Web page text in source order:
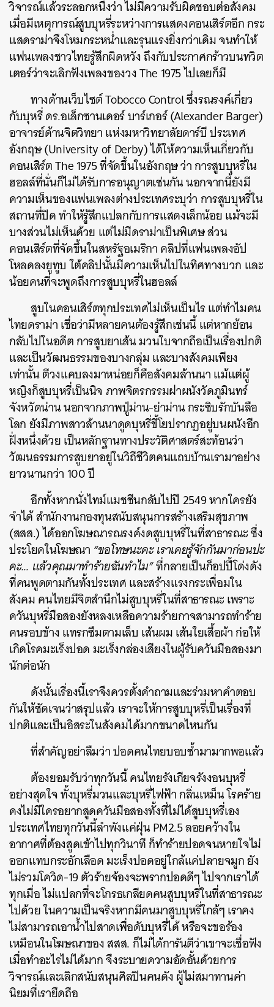
วิจารณ์แล้วระลอกหนึ่งว่า ไม่มีความรับผิดชอบต่อสังคม
เมื่อมีเหตุการณ์สูบบุหรี่ระหว่างการแสดงคอนเสิร์ตอีก กระ
แสดราม่าจึงโหมกระหน่ำและรุนแรงยิ่งกว่าเดิม จนทำให้
แฟนเพลงชาวไทยรู้สึกผิดหวัง ถึงกับประกาศกร้าวบนทวิต
เตอร์ว่าจะเลิกฟังเพลงของวง The 1975 ไปเลยก็มี
ทางด้านเว็บไซต์ Tobocco Control ซึ่งรณรงค์เกี่ยว
กับบุหรี่ ดร.อเล็กซานเดอร์ บาร์เกอร์ (Alexander Barger)
อาจารย์ด้านจิตวิทยา แห่งมหาวิทยาลัยดาร์บี ประเทศ
อังกฤษ (University of Derby) ได้ให้ความเห็นเกี่ยวกับ
คอนเสิร์ต The 1975 ที่จัดขึ้นในอังกฤษ ว่า การสูบบุหรี่ใน
ฮอลล์ที่นั่นก็ไม่ได้รับการอนุญาตเช่นกัน นอกจากนี้ยังมี
ความเห็นของแฟนเพลงต่างประเทศระบุว่า การสูบบุหรี่ใน
สถานที่ปิด ทำให้รู้สึกแปลกกับการแสดงเล็กน้อย แม้จะมี
บางส่วนไม่เห็นด้วย แต่ไม่มีดราม่าเป็นพิเศษ ส่วน
คอนเสิร์ตที่จัดขึ้นในสหรัฐอเมริกา คลิปที่แฟนเพลงอัป
โหลดลงยูทูบ ใต้คลิปนั้นมีความเห็นไปในทิศทางบวก และ
น้อยคนที่จะพูดถึงการสูบบุหรี่ในฮอลล์
สูบในคอนเสิร์ตทุกประเทศไม่เห็นเป็นไร แต่ทำไมคน
ไทยดราม่า เชื่อว่ามีหลายคนต้องรู้สึกเช่นนี้ แต่หากย้อน
กลับไปในอดีต การสูบยาเส้น มวนใบจากถือเป็นเรื่องปกติ
และเป็นวัฒนธรรมของบางกลุ่ม และบางสังคมเพียง
เท่านั้น ตีวงแคบลงมาหน่อยก็คือสังคมล้านนา แม้แต่ผู้
หญิงก็สูบบุหรี่เป็นนิจ ภาพจิตรกรรมฝาผนังวัดภูมินทร์
จังหวัดน่าน นอกจากภาพปู่ม่าน-ย่าม่าน กระซิบรักบันลือ
โลก ยังมีภาพสาวล้านนาดูดบุหรี่ขี้โยปรากฏอยู่บนผนังอีก
ฝั่งหนึ่งด้วย เป็นหลักฐานทางประวัติศาสตร์สะท้อนว่า
วัฒนธรรมการสูบยาอยู่ในวิถีชีวิตคนแถบบ้านเรามาอย่าง
ยาวนานกว่า 100 ปี
อีกทั้งหากนั่งไทม์แมชชีนกลับไปปี 2549 หากใครยัง
จำได้ สำนักงานกองทุนสนับสนุนการสร้างเสริมสุขภาพ
(สสส.) ได้ออกโฆษณารณรงค์งดสูบบุหรี่ในที่สาธารณะ ซึ่ง
ประโยคในโฆษณา “ขอโทษนะคะ เราเคยรู้จักกันมาก่อนปะ
คะ… แล้วคุณมาทำร้ายฉันทำไม”ที่กลายเป็นก็อปปี้โด่งดัง
ที่คนพูดตามกันทั้งประเทศ และสร้างแรงกระเพื่อมใน
สังคม คนไทยมีจิตสำนึกไม่สูบบุหรี่ในที่สาธารณะ เพราะ
ควันบุหรี่มือสองยังหลงเหลือความร้ายกาจสามารถทำร้าย
คนรอบข้าง แทรกซึมตามเล็บ เส้นผม เส้นใยเสื้อผ้า ก่อให้
เกิดโรคมะเร็งปอด มะเร็งกล่องเสียงในผู้รับควันมือสองมา
นักต่อนัก
ดังนั้นเรื่องนี้เราจึงควรตั้งคำถามและร่วมหาคำตอบ
กันให้ชัดเจนว่าสรุปแล้ว เราจะให้การสูบบุหรี่เป็นเรื่องที่
ปกติและเป็นอิสระในสังคมได้มากขนาดไหนกัน
ที่สำคัญอย่าลืมว่า ปอดคนไทยบอบช้ำมามากพอแล้ว
ต้องยอมรับว่าทุกวันนี้ คนไทยรังเกียจรังงอนบุหรี่
อย่างสุดใจ ทั้งบุหรี่มวนและบุหรี่ไฟฟ้า กลิ่นเหม็น โรคร้าย
คงไม่มีใครอยากสูดควันมือสองทั้งที่ไม่ได้สูบบุหรี่เอง
ประเทศไทยทุกวันนี้ลำพังแค่ฝุ่น PM2.5 ลอยคว้างใน
อากาศที่ต้องสูดเข้าไปทุกวินาที ก็ทำร้ายปอดจนหายใจไม่
ออกแทบกระอักเลือด มะเร็งปอดอยู่ใกล้แค่ปลายจมูก ยัง
ไม่รวมโควิด-19 ตัวร้ายจ้องจะพรากปอดดีๆ ไปจากเราได้
ทุกเมื่อ ไม่แปลกที่จะโกรธเกลียดคนสูบบุหรี่ในที่สาธารณะ
ไปด้วย ในความเป็นจริงหากมีคนมาสูบบุหรี่ใกล้ๆ เราคง
ไม่สามารถเอาน้ำไปสาดเพื่อดับบุหรี่ได้ หรือจะขอร้อง
เหมือนในโฆษณาของ สสส. ก็ไม่ได้การันตีว่าเขาจะเชื่อฟัง
เมื่อทำอะไรไม่ได้มาก จึงระบายความอัดอั้นด้วยการ
วิจารณ์และเลิกสนับสนุนศิลปินคนดัง ผู้ไม่สมาทานค่า
นิยมที่เรายึดถือ
ค้นหา
SHARE TWEET LINE EMAIL